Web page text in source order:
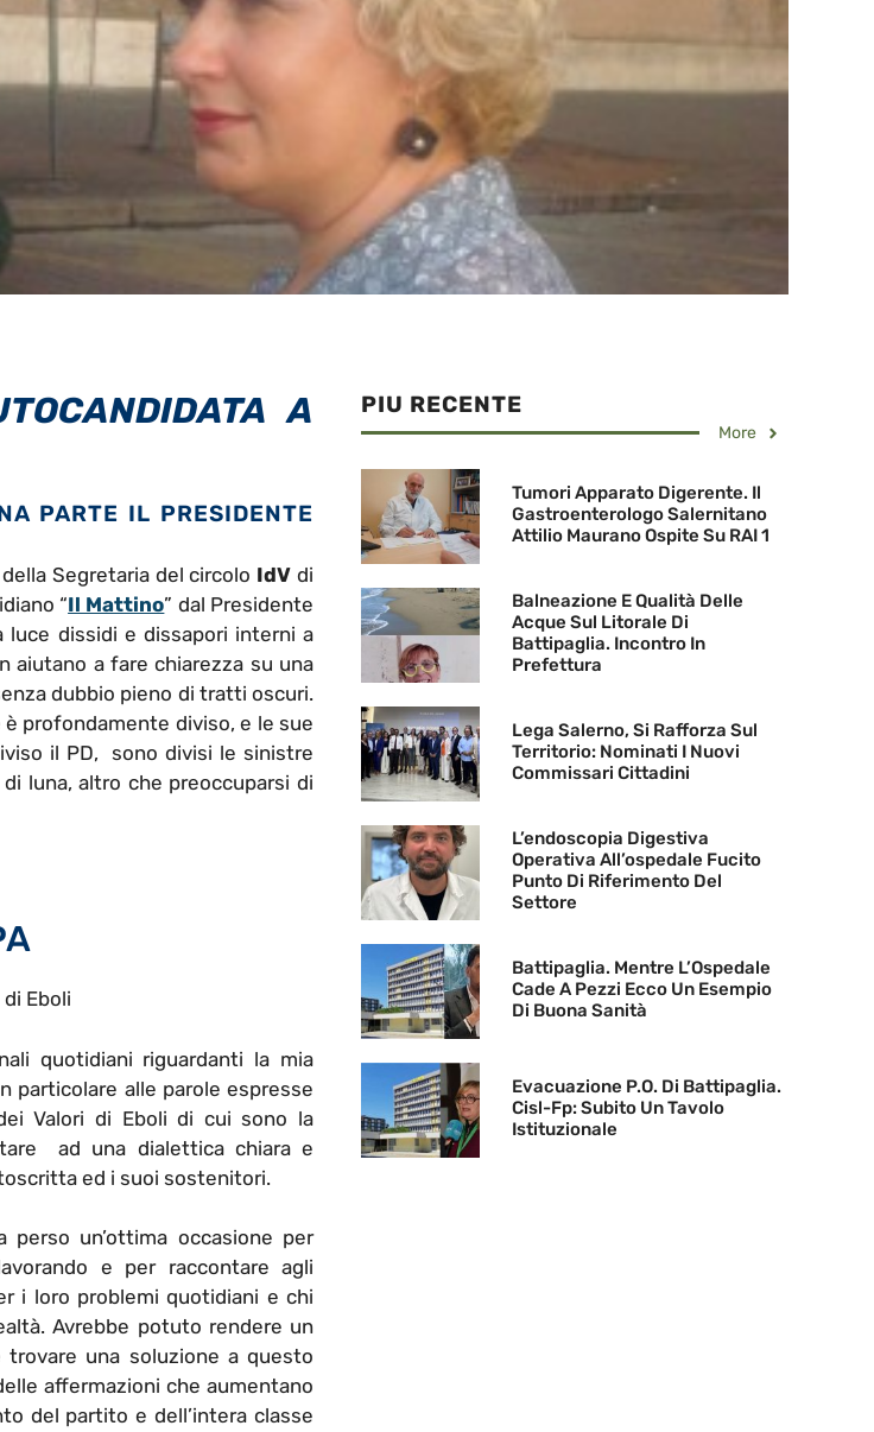
A
PARTE IL PRESIDENTE
Segretaria del circolo IdVdi
“Il Mattino” dal Presidente
luce dissidi e dissapori interni a
aiutano a fare chiarezza su una
dubbio pieno di tratti oscuri.
profondamente diviso, e le sue
il PD, sono divisi le sinistre
luna, altro che preoccuparsi di
Eboli
quotidiani riguardanti la mia
particolare alle parole espresse
Valori di Eboli di cui sono la
ad una dialettica chiara e
ed i suoi sostenitori.
un’ottima occasione per
e per raccontare agli
i loro problemi quotidiani e chi
Avrebbe potuto rendere un
una soluzione a questo
affermazioni che aumentano
del partito e dell’intera classe
PIU RECENTE
More
Tumori Apparato Digerente. Il
Gastroenterologo Salernitano
Attilio Maurano Ospite Su RAI 1
Balneazione E Qualità Delle
Acque Sul Litorale Di
Battipaglia. Incontro In
Prefettura
Lega Salerno, Si Rafforza Sul
Territorio: Nominati I Nuovi
Commissari Cittadini
L’endoscopia Digestiva
Operativa All’ospedale Fucito
Punto Di Riferimento Del
Settore
Battipaglia. Mentre L’Ospedale
Cade A Pezzi Ecco Un Esempio
Di Buona Sanità
Evacuazione P.O. Di Battipaglia.
Cisl-Fp: Subito Un Tavolo
Istituzionale